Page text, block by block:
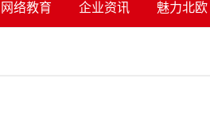
网络教育 企业资讯 魅力北欧